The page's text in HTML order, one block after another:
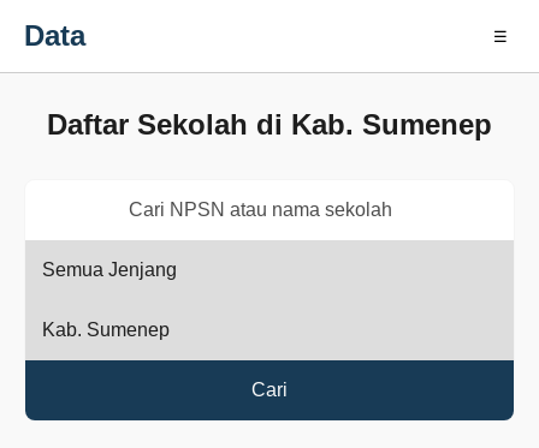
Data ☰
Daftar Sekolah di Kab. Sumenep
Cari